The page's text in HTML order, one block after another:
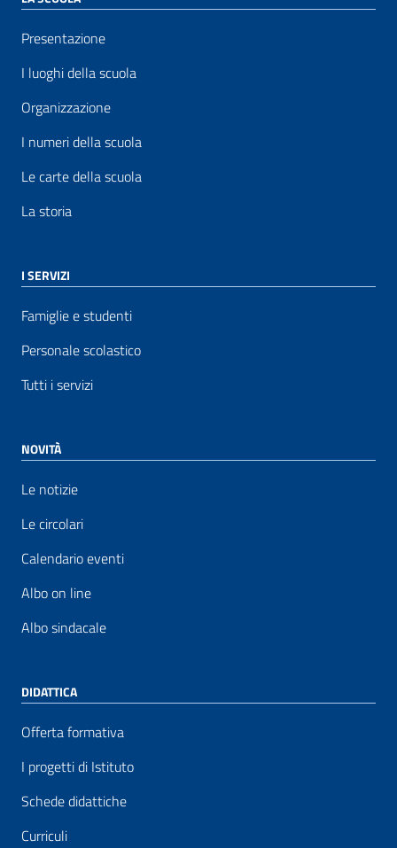
Presentazione
I luoghi della scuola
Organizzazione
I numeri della scuola
Le carte della scuola
La storia
I SERVIZI
Famiglie e studenti
Personale scolastico
Tutti i servizi
NOVITÀ
Le notizie
Le circolari
Calendario eventi
Albo on line
Albo sindacale
DIDATTICA
Offerta formativa
I progetti di Istituto
Schede didattiche
Curriculi